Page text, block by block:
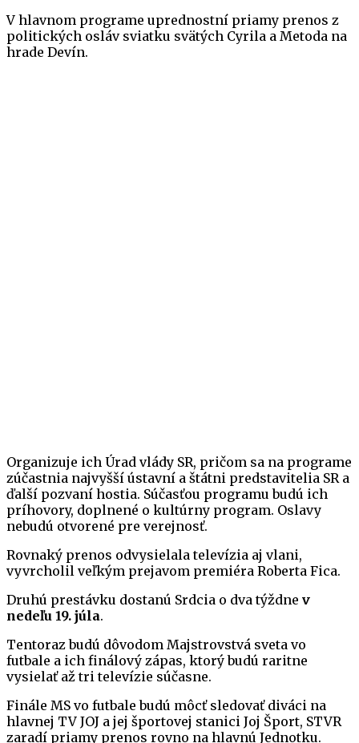
V hlavnom programe uprednostní priamy prenos z
politických osláv sviatku svätých Cyrila a Metoda na
hrade Devín.
Organizuje ich Úrad vlády SR, pričom sa na programe
zúčastnia najvyšší ústavní a štátni predstavitelia SR a
ďalší pozvaní hostia. Súčasťou programu budú ich
príhovory, doplnené o kultúrny program. Oslavy
nebudú otvorené pre verejnosť.
Rovnaký prenos odvysielala televízia aj vlani,
vyvrcholil veľkým prejavom premiéra Roberta Fica.
Druhú prestávku dostanú Srdcia o dva týždne v
nedeľu 19. júla.
Tentoraz budú dôvodom Majstrovstvá sveta vo
futbale a ich finálový zápas, ktorý budú raritne
vysielať až tri televízie súčasne.
Finále MS vo futbale budú môcť sledovať diváci na
hlavnej TV JOJ a jej športovej stanici Joj Šport, STVR
zaradí priamy prenos rovno na hlavnú Jednotku.